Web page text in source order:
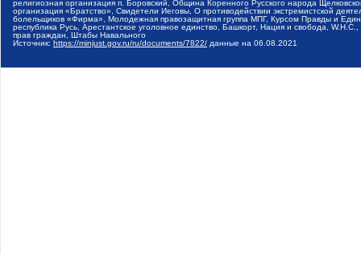
религиозная организация п. Боровский, Община Коренного Русского народа
организация «Братство», Свидетели Иеговы, О противодействии экстремистской
болельщиков «Фирма», Молодежная правозащитная группа МПГ, Курсом Правды и
республика Русь, Арестантское уголовное единство, Башкорт, Нация и свобода,
прав граждан, Штабы Навального
Источник: https://minjust.gov.ru/ru/documents/7822/ данные на 06.08.2021